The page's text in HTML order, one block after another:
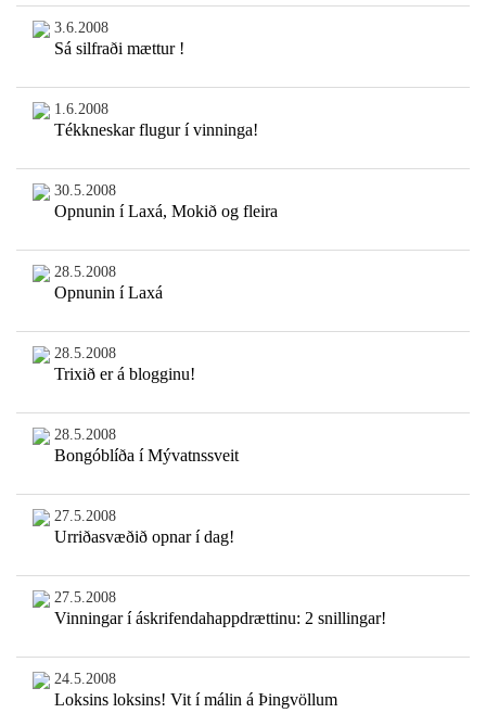
3.6.2008
Sá silfraði mættur !
1.6.2008
Tékkneskar flugur í vinninga!
30.5.2008
Opnunin í Laxá, Mokið og fleira
28.5.2008
Opnunin í Laxá
28.5.2008
Trixið er á blogginu!
28.5.2008
Bongóblíða í Mývatnssveit
27.5.2008
Urriðasvæðið opnar í dag!
27.5.2008
Vinningar í áskrifendahappdrættinu: 2 snillingar!
24.5.2008
Loksins loksins! Vit í málin á Þingvöllum